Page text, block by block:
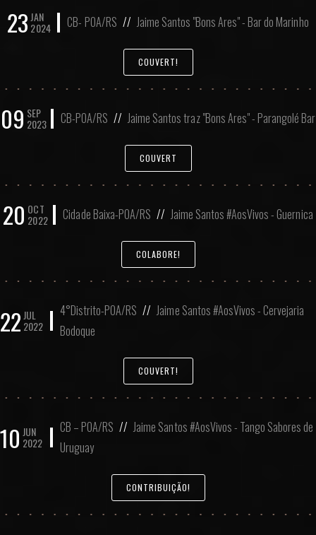
23 JAN
2024 CB- POA/RS // Jaime Santos "Bons Ares" - Bar do Marinho
COUVERT!
09 SEP
2023 CB-POA/RS // Jaime Santos traz "Bons Ares" - Parangolé Bar
COUVERT
20 OCT
2022 Cidade Baixa-POA/RS // Jaime Santos #AosVivos - Guernica
COLABORE!
22 JUL
2022
4°Distrito-POA/RS // Jaime Santos #AosVivos - Cervejaria
Bodoque
COUVERT!
10 JUN
2022
CB – POA/RS // Jaime Santos #AosVivos - Tango Sabores de
Uruguay
CONTRIBUIÇÃO!